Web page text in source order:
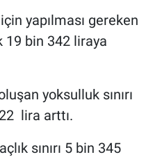
yapılması gereken
bin 342 liraya
yoksulluk sınırı
lira arttı.
sınırı 5 bin 345